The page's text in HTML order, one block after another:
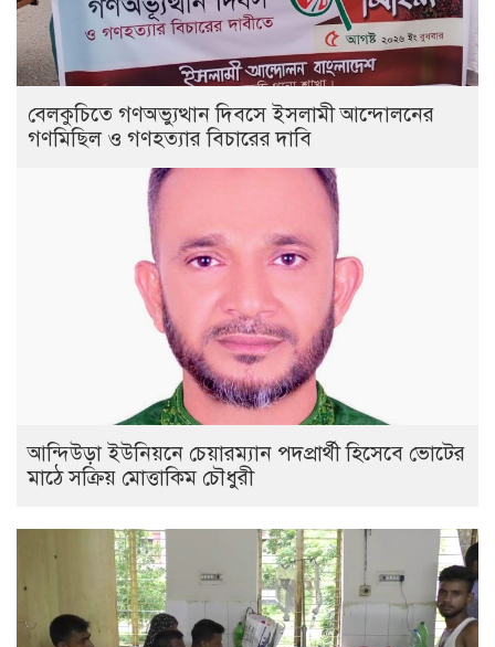
বেলকুচিতে গণঅভ্যুত্থান দিবসে ইসলামী আন্দোলনের
গণমিছিল ও গণহত্যার বিচারের দাবি
আন্দিউড়া ইউনিয়নে চেয়ারম্যান পদপ্রার্থী হিসেবে ভোটের
মাঠে সক্রিয় মোত্তাকিম চৌধুরী